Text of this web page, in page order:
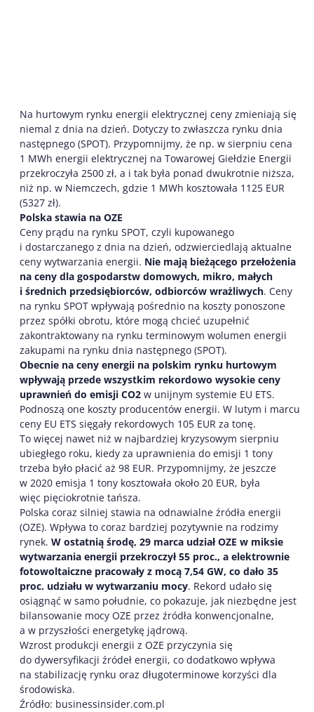
Na hurtowym rynku energii elektrycznej ceny zmieniają się
niemal z dnia na dzień. Dotyczy to zwłaszcza rynku dnia
następnego (SPOT). Przypomnijmy, że np. w sierpniu cena
1 MWh energii elektrycznej na Towarowej Giełdzie Energii
przekroczyła 2500 zł, a i tak była ponad dwukrotnie niższa,
niż np. w Niemczech, gdzie 1 MWh kosztowała 1125 EUR
(5327 zł).
Polska stawia na OZE
Ceny prądu na rynku SPOT, czyli kupowanego
i dostarczanego z dnia na dzień, odzwierciedlają aktualne
ceny wytwarzania energii. Nie mają bieżącego przełożenia
na ceny dla gospodarstw domowych, mikro, małych
i średnich przedsiębiorców, odbiorców wrażliwych. Ceny
na rynku SPOT wpływają pośrednio na koszty ponoszone
przez spółki obrotu, które mogą chcieć uzupełnić
zakontraktowany na rynku terminowym wolumen energii
zakupami na rynku dnia następnego (SPOT).
Obecnie na ceny energii na polskim rynku hurtowym
wpływają przede wszystkim rekordowo wysokie ceny
uprawnień do emisji CO2 w unijnym systemie EU ETS.
Podnoszą one koszty producentów energii. W lutym i marcu
ceny EU ETS sięgały rekordowych 105 EUR za tonę.
To więcej nawet niż w najbardziej kryzysowym sierpniu
ubiegłego roku, kiedy za uprawnienia do emisji 1 tony
trzeba było płacić aż 98 EUR. Przypomnijmy, że jeszcze
w 2020 emisja 1 tony kosztowała około 20 EUR, była
więc pięciokrotnie tańsza.
Polska coraz silniej stawia na odnawialne źródła energii
(OZE). Wpływa to coraz bardziej pozytywnie na rodzimy
rynek. W ostatnią środę, 29 marca udział OZE w miksie
wytwarzania energii przekroczył 55 proc., a elektrownie
fotowoltaiczne pracowały z mocą 7,54 GW, co dało 35
proc. udziału w wytwarzaniu mocy. Rekord udało się
osiągnąć w samo południe, co pokazuje, jak niezbędne jest
bilansowanie mocy OZE przez źródła konwencjonalne,
a w przyszłości energetykę jądrową.
Wzrost produkcji energii z OZE przyczynia się
do dywersyfikacji źródeł energii, co dodatkowo wpływa
na stabilizację rynku oraz długoterminowe korzyści dla
środowiska.
Źródło: businessinsider.com.pl